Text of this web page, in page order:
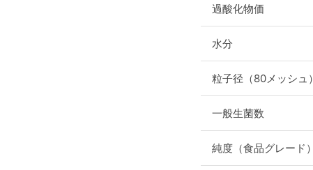
過酸化物価
水分
粒子径（80メッシュ）
一般生菌数
純度（食品グレード）